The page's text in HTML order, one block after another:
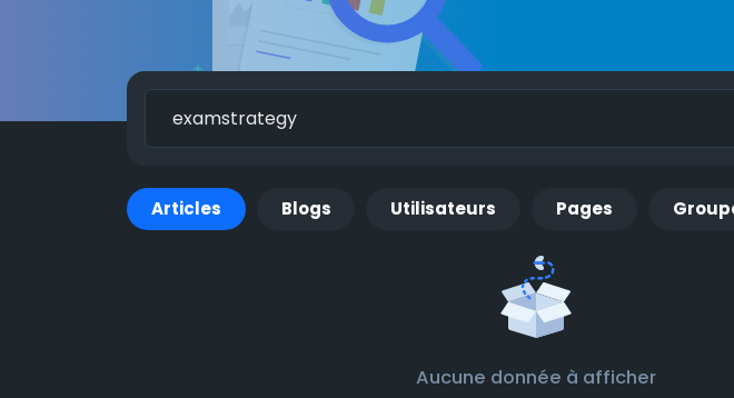
Articles Blogs Utilisateurs Pages
Aucune donnée à afficher